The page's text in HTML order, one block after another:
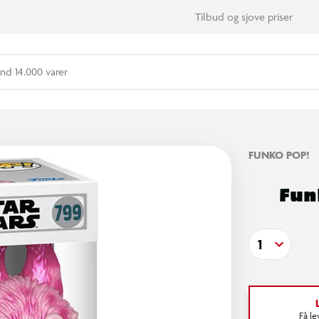
Tilbud og sjove priser
14.000 varer
FUNKO POP!
1
Få